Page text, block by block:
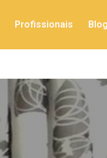
Profissionais Blog